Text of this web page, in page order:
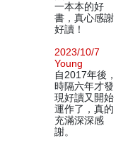
一本本的好
書，真心感謝
好讀！
2023/10/7
Young
自2017年後，
時隔六年才發
現好讀又開始
運作了，真的
充滿深深感
謝。